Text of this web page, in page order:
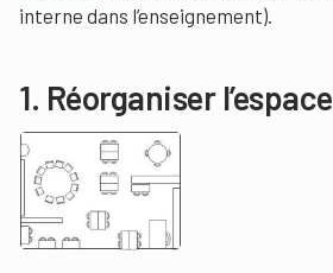
interne dans l’enseignement).
1. Réorganiser l’espace